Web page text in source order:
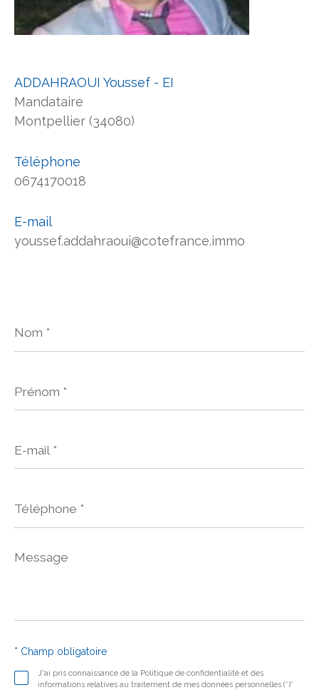
ADDAHRAOUI Youssef - EI
Mandataire
Montpellier (34080)
Téléphone
0674170018
E-mail
youssef.addahraoui@cotefrance.immo
*
*
mail
*
Message
*
J'ai pris connaissance de la Politique de confidentialité et des
informations relatives au traitement de mes données personnelles (*)*
* Champ obligatoire